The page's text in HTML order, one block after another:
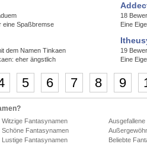
eine Spaßbremse
18
Eine
dem Namen Tinkaen
eher ängstlich
19
Eine
5 6 7 8 9
Witzige Fantasynamen
Schöne Fantasynamen
Lustige Fantasynamen
Beliebte